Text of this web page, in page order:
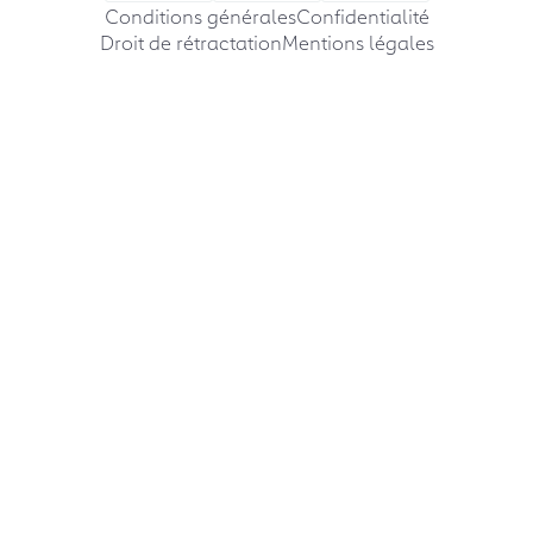
Conditions généralesConfidentialité
Droit de rétractationMentions légales